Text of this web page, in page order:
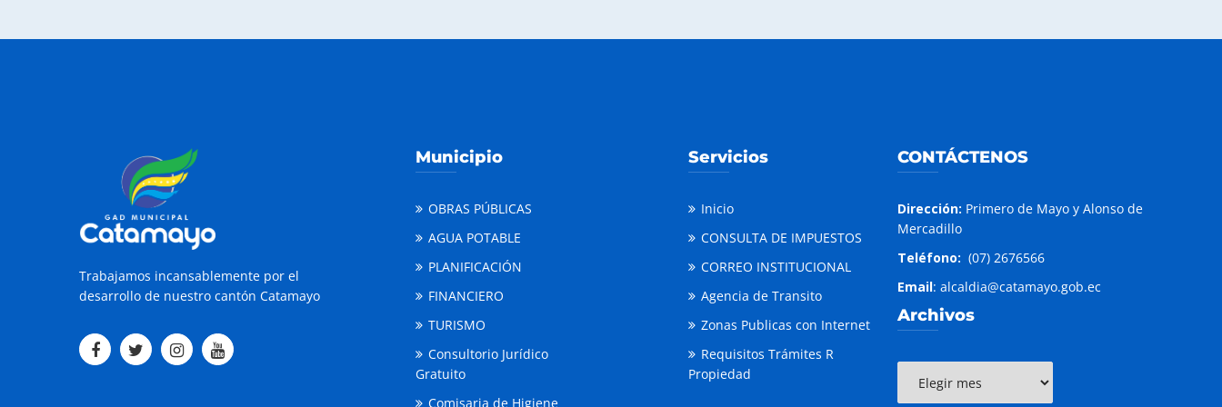
Trabajamos incansablemente por el
desarrollo de nuestro cantón Catamayo
Municipio
OBRAS PÚBLICAS
AGUA POTABLE
PLANIFICACIÓN
FINANCIERO
TURISMO
Consultorio Jurídico
Gratuito
Comisaria de Higiene
Servicios
Inicio
CONSULTA DE IMPUESTOS
CORREO INSTITUCIONAL
Agencia de Transito
Zonas Publicas con Internet
Requisitos Trámites R
Propiedad
CONTÁCTENOS
Dirección: Primero de Mayo y Alonso de
Mercadillo
Teléfono: (07) 2676566
Email: alcaldia@catamayo.gob.ec
Archivos